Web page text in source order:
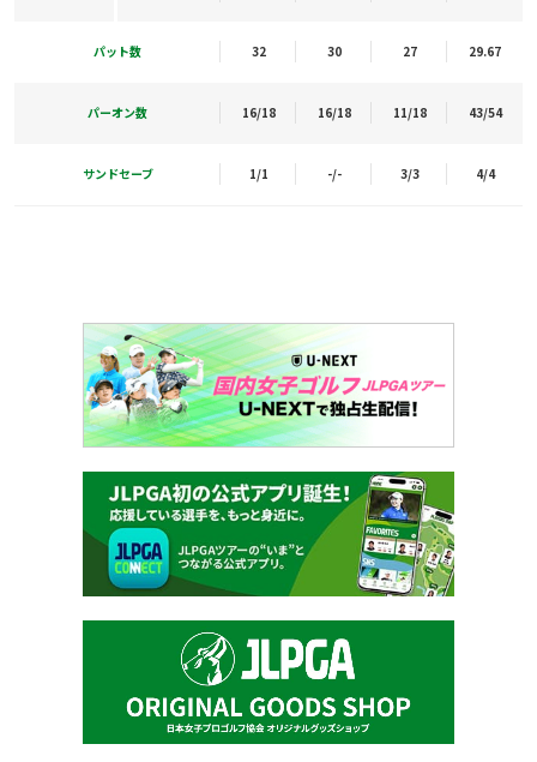
パット数 32 30 27 29.67
パーオン数 16/18 16/18 11/18 43/54
サンドセーブ 1/1 -/- 3/3 4/4